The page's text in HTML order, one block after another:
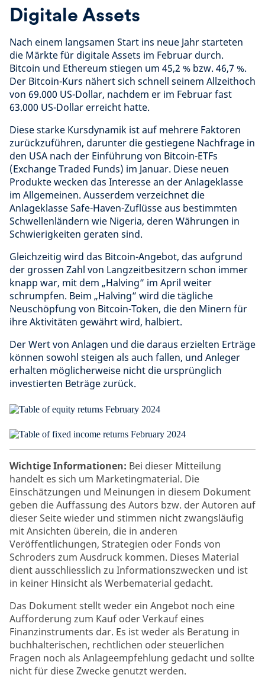
Digitale Assets
Nach einem langsamen Start ins neue Jahr starteten
die Märkte für digitale Assets im Februar durch.
Bitcoin und Ethereum stiegen um 45,2 % bzw. 46,7 %.
Der Bitcoin-Kurs nähert sich schnell seinem Allzeithoch
von 69.000 US-Dollar, nachdem er im Februar fast
63.000 US-Dollar erreicht hatte.
Diese starke Kursdynamik ist auf mehrere Faktoren
zurückzuführen, darunter die gestiegene Nachfrage in
den USA nach der Einführung von Bitcoin-ETFs
(Exchange Traded Funds) im Januar. Diese neuen
Produkte wecken das Interesse an der Anlageklasse
im Allgemeinen. Ausserdem verzeichnet die
Anlageklasse Safe-Haven-Zuflüsse aus bestimmten
Schwellenländern wie Nigeria, deren Währungen in
Schwierigkeiten geraten sind.
Gleichzeitig wird das Bitcoin-Angebot, das aufgrund
der grossen Zahl von Langzeitbesitzern schon immer
knapp war, mit dem „Halving” im April weiter
schrumpfen. Beim „Halving” wird die tägliche
Neuschöpfung von Bitcoin-Token, die den Minern für
ihre Aktivitäten gewährt wird, halbiert.
Der Wert von Anlagen und die daraus erzielten Erträge
können sowohl steigen als auch fallen, und Anleger
erhalten möglicherweise nicht die ursprünglich
investierten Beträge zurück.
Wichtige Informationen: Bei dieser Mitteilung
handelt es sich um Marketingmaterial. Die
Einschätzungen und Meinungen in diesem Dokument
geben die Auffassung des Autors bzw. der Autoren auf
dieser Seite wieder und stimmen nicht zwangsläufig
mit Ansichten überein, die in anderen
Veröffentlichungen, Strategien oder Fonds von
Schroders zum Ausdruck kommen. Dieses Material
dient ausschliesslich zu Informationszwecken und ist
in keiner Hinsicht als Werbematerial gedacht.
Das Dokument stellt weder ein Angebot noch eine
Aufforderung zum Kauf oder Verkauf eines
Finanzinstruments dar. Es ist weder als Beratung in
buchhalterischen, rechtlichen oder steuerlichen
Fragen noch als Anlageempfehlung gedacht und sollte
nicht für diese Zwecke genutzt werden.